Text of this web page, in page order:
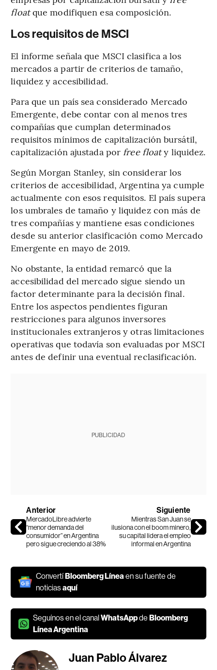
floatque modifiquen esa composición.
Los requisitos de MSCI
El informe señala que MSCI clasifica a los
mercados a partir de criterios de tamaño,
liquidez y accesibilidad.
Para que un país sea considerado Mercado
Emergente, debe contar con al menos tres
compañías que cumplan determinados
requisitos mínimos de capitalización bursátil,
capitalización ajustada por free floaty liquidez.
Según Morgan Stanley, sin considerar los
criterios de accesibilidad, Argentina ya cumple
actualmente con esos requisitos. El país supera
los umbrales de tamaño y liquidez con más de
tres compañías y mantiene esas condiciones
desde su anterior clasificación como Mercado
Emergente en mayo de 2019.
No obstante, la entidad remarcó que la
accesibilidad del mercado sigue siendo un
factor determinante para la decisión final.
Entre los aspectos pendientes figuran
restricciones para algunos inversores
institucionales extranjeros y otras limitaciones
operativas que todavía son evaluadas por MSCI
antes de definir una eventual reclasificación.
PUBLICIDAD
Anterior
MercadoLibre advierte
“menor demanda del
consumidor” en Argentina
pero sigue creciendo al 38%
Siguiente
Mientras San Juan se
ilusiona con el boom minero,
su capital lidera el empleo
informal en Argentina
ConvertíBloomberg Línea en su fuente de
noticiasaquí
Seguínos en el canalWhatsAppdeBloomberg
Línea Argentina
Juan Pablo Álvarez